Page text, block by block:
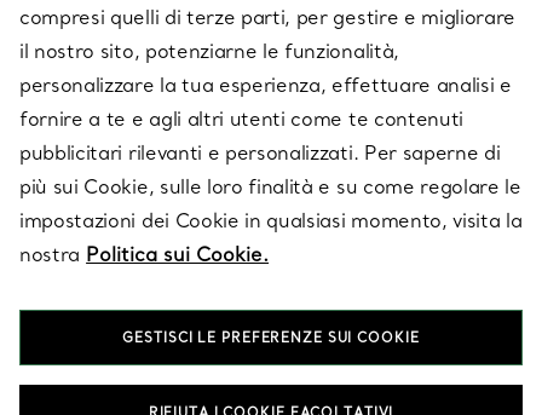
SU TIFFANY & CO.
LEGALE
SEGUICI
compresi quelli di terze parti, per gestire e migliorare
il nostro sito, potenziarne le funzionalità,
personalizzare la tua esperienza, effettuare analisi e
fornire a te e agli altri utenti come te contenuti
pubblicitari rilevanti e personalizzati. Per saperne di
più sui Cookie, sulle loro finalità e su come regolare le
impostazioni dei Cookie in qualsiasi momento, visita la
nostra Politica sui Cookie.
GESTISCI LE PREFERENZE SUI COOKIE